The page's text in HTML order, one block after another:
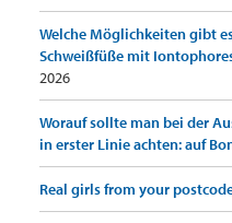
Welche Möglichkeiten gibt
Schweißfüße mit
2026
Worauf sollte man bei der
in erster Linie achten: auf
Real girls from your